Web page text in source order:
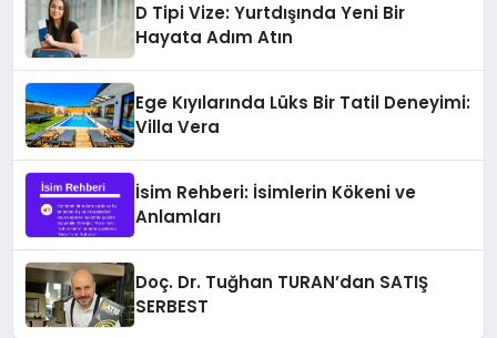
D Tipi Vize: Yurtdışında Yeni Bir
Hayata Adım Atın
Ege Kıyılarında Lüks Bir Tatil Deneyimi:
Villa Vera
İsim Rehberi: İsimlerin Kökeni ve
Anlamları
Doç. Dr. Tuğhan TURAN’dan SATIŞ
SERBEST